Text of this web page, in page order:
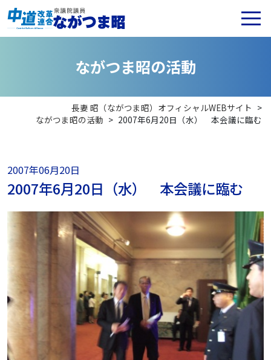
ながつま昭の活動
長妻 昭（ながつま昭）オフィシャルWEBサイト >
ながつま昭の活動 > 2007年6月20日（水） 本会議に臨む
2007年06月20日
2007年6月20日（水） 本会議に臨む